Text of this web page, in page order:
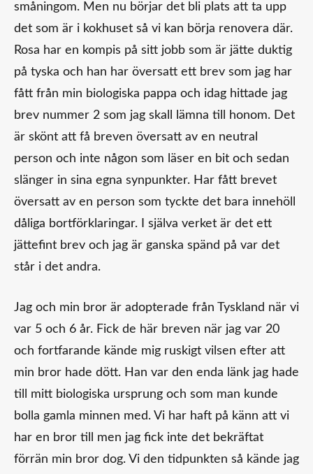
småningom. Men nu börjar det bli plats att ta upp
det som är i kokhuset så vi kan börja renovera där.
Rosa har en kompis på sitt jobb som är jätte duktig
på tyska och han har översatt ett brev som jag har
fått från min biologiska pappa och idag hittade jag
brev nummer 2 som jag skall lämna till honom. Det
är skönt att få breven översatt av en neutral
person och inte någon som läser en bit och sedan
slänger in sina egna synpunkter. Har fått brevet
översatt av en person som tyckte det bara innehöll
dåliga bortförklaringar. I själva verket är det ett
jättefint brev och jag är ganska spänd på var det
står i det andra.
Jag och min bror är adopterade från Tyskland när vi
var 5 och 6 år. Fick de här breven när jag var 20
och fortfarande kände mig ruskigt vilsen efter att
min bror hade dött. Han var den enda länk jag hade
till mitt biologiska ursprung och som man kunde
bolla gamla minnen med. Vi har haft på känn att vi
har en bror till men jag fick inte det bekräftat
förrän min bror dog. Vi den tidpunkten så kände jag